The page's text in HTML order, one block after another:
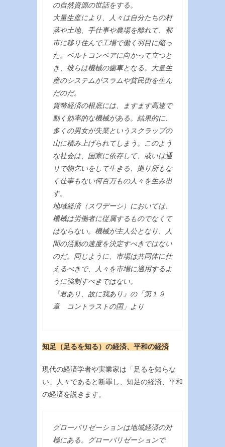
の自然資源の世話をする。
大量生産により、人々は自分たちの村
落や土地、手仕事や農場を離れて、都
市に移り住んで工場で働く羽目に陥っ
た。ベルトコンベアに向かって立つと
き、彼らは機械の歯車となる。大量生
産のシステムがスラムや貧民街を生ん
だのだ。
貨幣経済の根底には、ますます高速で
動く効率的な機械がある。結果的に、
多くの男女が失業というスクラップの
山に積み上げられてしまう。このよう
な社会は、国家に依存して、或いは通
りで物乞いをして生きる、拠り所もな
く仕事もない何百万もの人々を生み出
す。
地域経済（スワデーシ）においては、
機械は労働者に従属するものでなくて
はならない。機械が主人公となり、人
間の活動の速度を決定すべきではない
のだ。同じように、市場は共同体に仕
えるべきで、人々を市場に適用するよ
うに強制すべきではない。
『君あり、故に我あり』の「第１９
章 コントラストの国」より
知足（足るを知る）の経済、平和の経済
現代の経済学者や実業家は「足るを知らな
い」人々であると断罪し、知足の経済、平和
の経済を説きます。
グローバリゼーションは地域経済の対
極にある。グローバリゼーションで